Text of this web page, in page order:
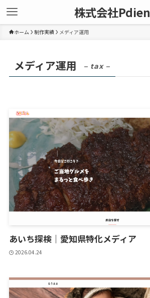
株式会社Pdien
ホーム 制作実績 メディア運用
メディア運用 – tax –
あいち探検｜愛知県特化メディア
2026.04.24